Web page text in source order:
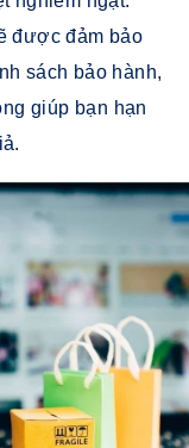
được đảm bảo
sách bảo hành,
giúp bạn hạn